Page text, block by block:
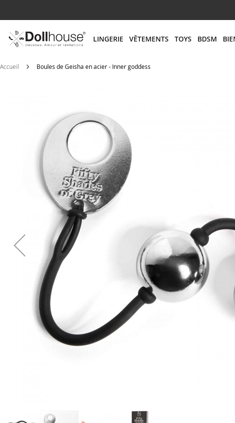
LINGERIE VÊTEMENTS TOYS BDSM
# ENTREZ AU MOINS 3 CARACTÈRES POUR LANCER LA
Accueil Boules de Geisha en acier - Inner goddess